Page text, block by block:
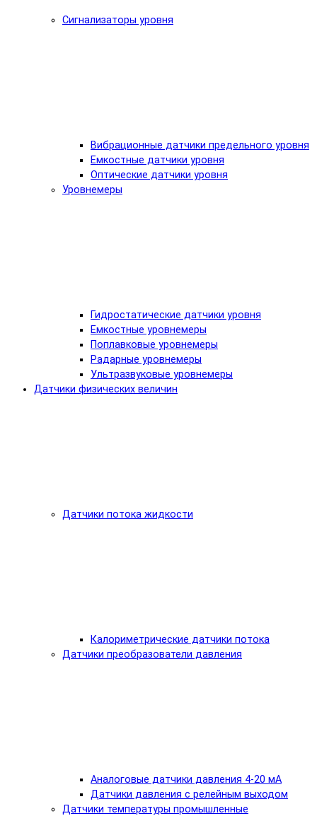
Сигнализаторы уровня
Вибрационные датчики предельного уровня
Емкостные датчики уровня
Оптические датчики уровня
Уровнемеры
Гидростатические датчики уровня
Емкостные уровнемеры
Поплавковые уровнемеры
Радарные уровнемеры
Ультразвуковые уровнемеры
Датчики физических величин
Датчики потока жидкости
Калориметрические датчики потока
Датчики преобразователи давления
Аналоговые датчики давления 4-20 мА
Датчики давления с релейным выходом
Датчики температуры промышленные